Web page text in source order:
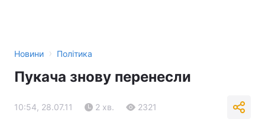
Новини › Політика
Пукача знову перенесли
10:54, 28.07.11 2 хв. 2321